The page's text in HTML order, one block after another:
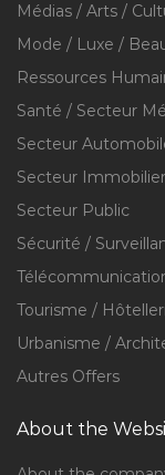
Médias / Arts /
Mode / Luxe /
Ressources
Santé / Secteur
Secteur
Secteur Immobilier
Secteur Public
Sécurité /
Tourisme /
Urbanisme /
Autres Offers
About the